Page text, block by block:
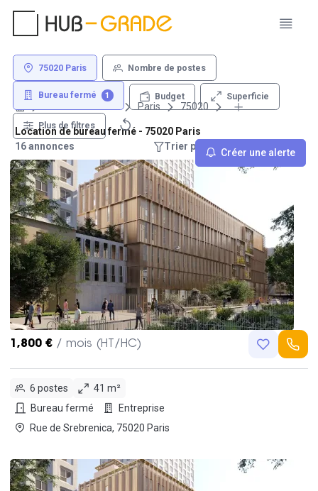
75020 Paris Nombre de postes
Bureau fermé 1 Budget Superficie
Plus de filtres
Créer une alerte
Paris 75020
Location de bureau fermé - 75020 Paris
16 annonces
Trier par : Recommandations
1,800 € / mois (HT/HC)
6 postes
41 m²
Bureau fermé
Entreprise
Rue de Srebrenica, 75020 Paris